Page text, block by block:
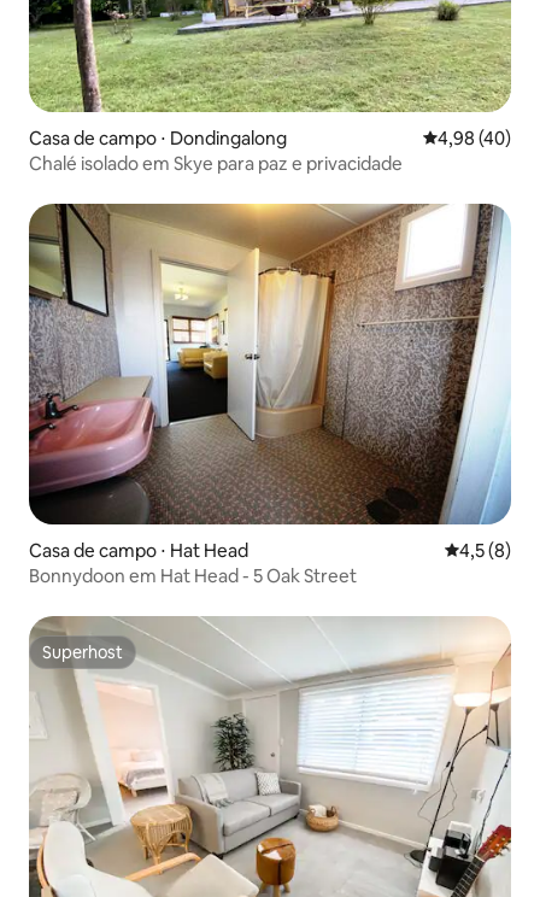
Casa de campo ⋅ Dondingalong 4,98 de uma
4,98 (40)
Chalé isolado em Skye para paz e privacidade
Casa de campo ⋅ Hat Head 4,5 de
4,5 (8)
Bonnydoon em Hat Head - 5 Oak Street
Superhost
Superhost